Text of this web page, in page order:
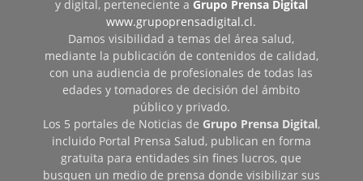
y digital, perteneciente a Grupo Prensa Digital
www.grupoprensadigital.cl.
Damos visibilidad a temas del área salud,
mediante la publicación de contenidos de calidad,
con una audiencia de profesionales de todas las
edades y tomadores de decisión del ámbito
público y privado.
Los 5 portales de Noticias de Grupo Prensa Digital,
incluido Portal Prensa Salud, publican en forma
gratuita para entidades sin fines lucros, que
busquen un medio de prensa donde visibilizar sus